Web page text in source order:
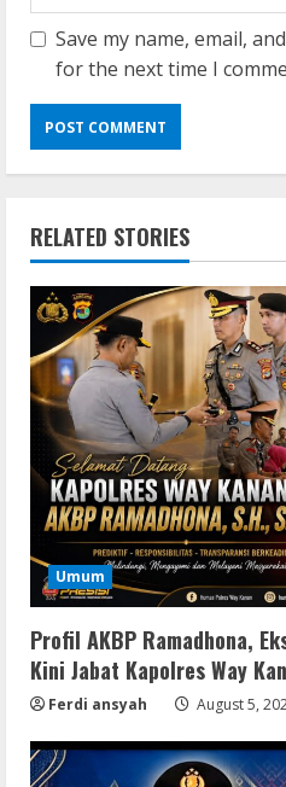
Save my name, email,
for the next time I
RELATED STORIES
Umum
Profil AKBP Ramadhona,
Kini Jabat Kapolres Way
Ferdi ansyah August 5,